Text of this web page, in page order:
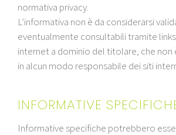
normativa privacy.
L’informativa non è da considerarsi
eventualmente consultabili tramite
internet a dominio del titolare, che non
in alcun modo responsabile dei siti
INFORMATIVE
Informative specifiche potrebbero